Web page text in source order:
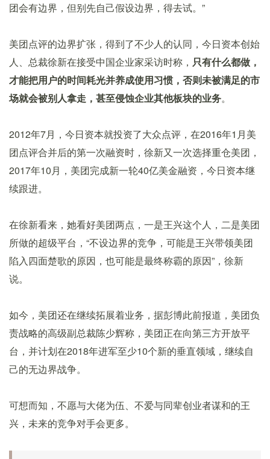
团会有边界，但别先自己假设边界，得去试。”
美团点评的边界扩张，得到了不少人的认同，今日资本创始
人、总裁徐新在接受中国企业家采访时称， 只有什么都做，
才能把用户的时间耗光并养成使用习惯，否则未被满足的市
场就会被别人拿走，甚至侵蚀企业其他板块的业务。
2012年7月，今日资本就投资了大众点评，在2016年1月美
团点评合并后的第一次融资时，徐新又一次选择重仓美团，
2017年10月，美团完成新一轮40亿美金融资，今日资本继
续跟进。
在徐新看来，她看好美团两点，一是王兴这个人，二是美团
所做的超级平台，“不设边界的竞争，可能是王兴带领美团
陷入四面楚歌的原因，也可能是最终称霸的原因”，徐新
说。
如今，美团还在继续拓展着业务，据彭博此前报道，美团负
责战略的高级副总裁陈少辉称，美团正在向第三方开放平
台，并计划在2018年进军至少10个新的垂直领域，继续自
己的无边界战争。
可想而知，不愿与大佬为伍、不爱与同辈创业者谋和的王
兴，未来的竞争对手会更多。